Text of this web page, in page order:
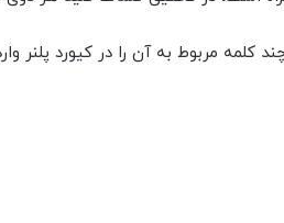
کلمه مربوط به آن را در کیورد پلنر